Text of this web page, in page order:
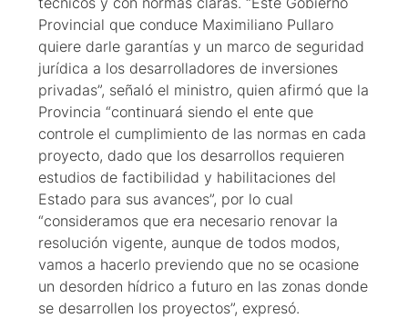
Provincial que conduce Maximiliano Pullaro
quiere darle garantías y un marco de seguridad
jurídica a los desarrolladores de inversiones
privadas”, señaló el ministro, quien afirmó que la
Provincia “continuará siendo el ente que
controle el cumplimiento de las normas en cada
proyecto, dado que los desarrollos requieren
estudios de factibilidad y habilitaciones del
Estado para sus avances”, por lo cual
“consideramos que era necesario renovar la
resolución vigente, aunque de todos modos,
vamos a hacerlo previendo que no se ocasione
un desorden hídrico a futuro en las zonas donde
se desarrollen los proyectos”, expresó.